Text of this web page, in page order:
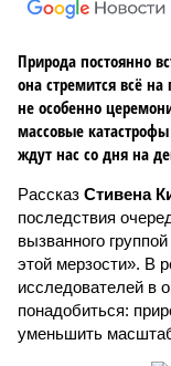
Природа постоянно
она стремится всё
не особенно
массовые
ждут нас со дня на
Рассказ Стивена
последствия
вызванного
этой мерзости». В
исследователей в
понадобиться:
уменьшить